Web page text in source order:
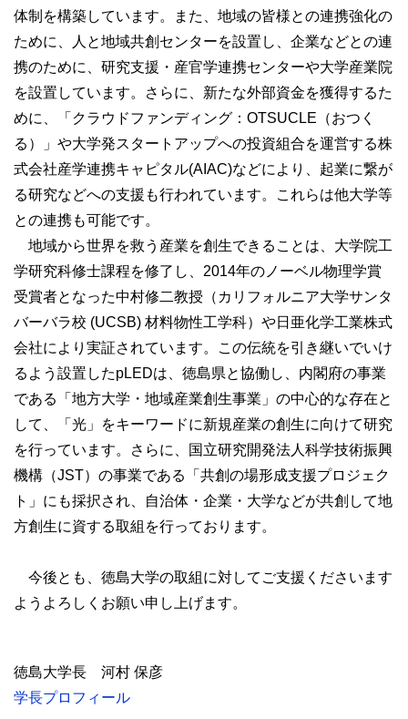
体制を構築しています。また、地域の皆様との連携強化の
ために、人と地域共創センターを設置し、企業などとの連
携のために、研究支援・産官学連携センターや大学産業院
を設置しています。さらに、新たな外部資金を獲得するた
めに、「クラウドファンディング：OTSUCLE（おつく
る）」や大学発スタートアップへの投資組合を運営する株
式会社産学連携キャピタル(AIAC)などにより、起業に繋が
る研究などへの支援も行われています。これらは他大学等
との連携も可能です。
地域から世界を救う産業を創生できることは、大学院工
学研究科修士課程を修了し、2014年のノーベル物理学賞
受賞者となった中村修二教授（カリフォルニア大学サンタ
バーバラ校 (UCSB) 材料物性工学科）や日亜化学工業株式
会社により実証されています。この伝統を引き継いでいけ
るよう設置したpLEDは、徳島県と協働し、内閣府の事業
である「地方大学・地域産業創生事業」の中心的な存在と
して、「光」をキーワードに新規産業の創生に向けて研究
を行っています。さらに、国立研究開発法人科学技術振興
機構（JST）の事業である「共創の場形成支援プロジェク
ト」にも採択され、自治体・企業・大学などが共創して地
方創生に資する取組を行っております。
今後とも、徳島大学の取組に対してご支援くださいます
ようよろしくお願い申し上げます。
徳島大学長 河村 保彦
学長プロフィール